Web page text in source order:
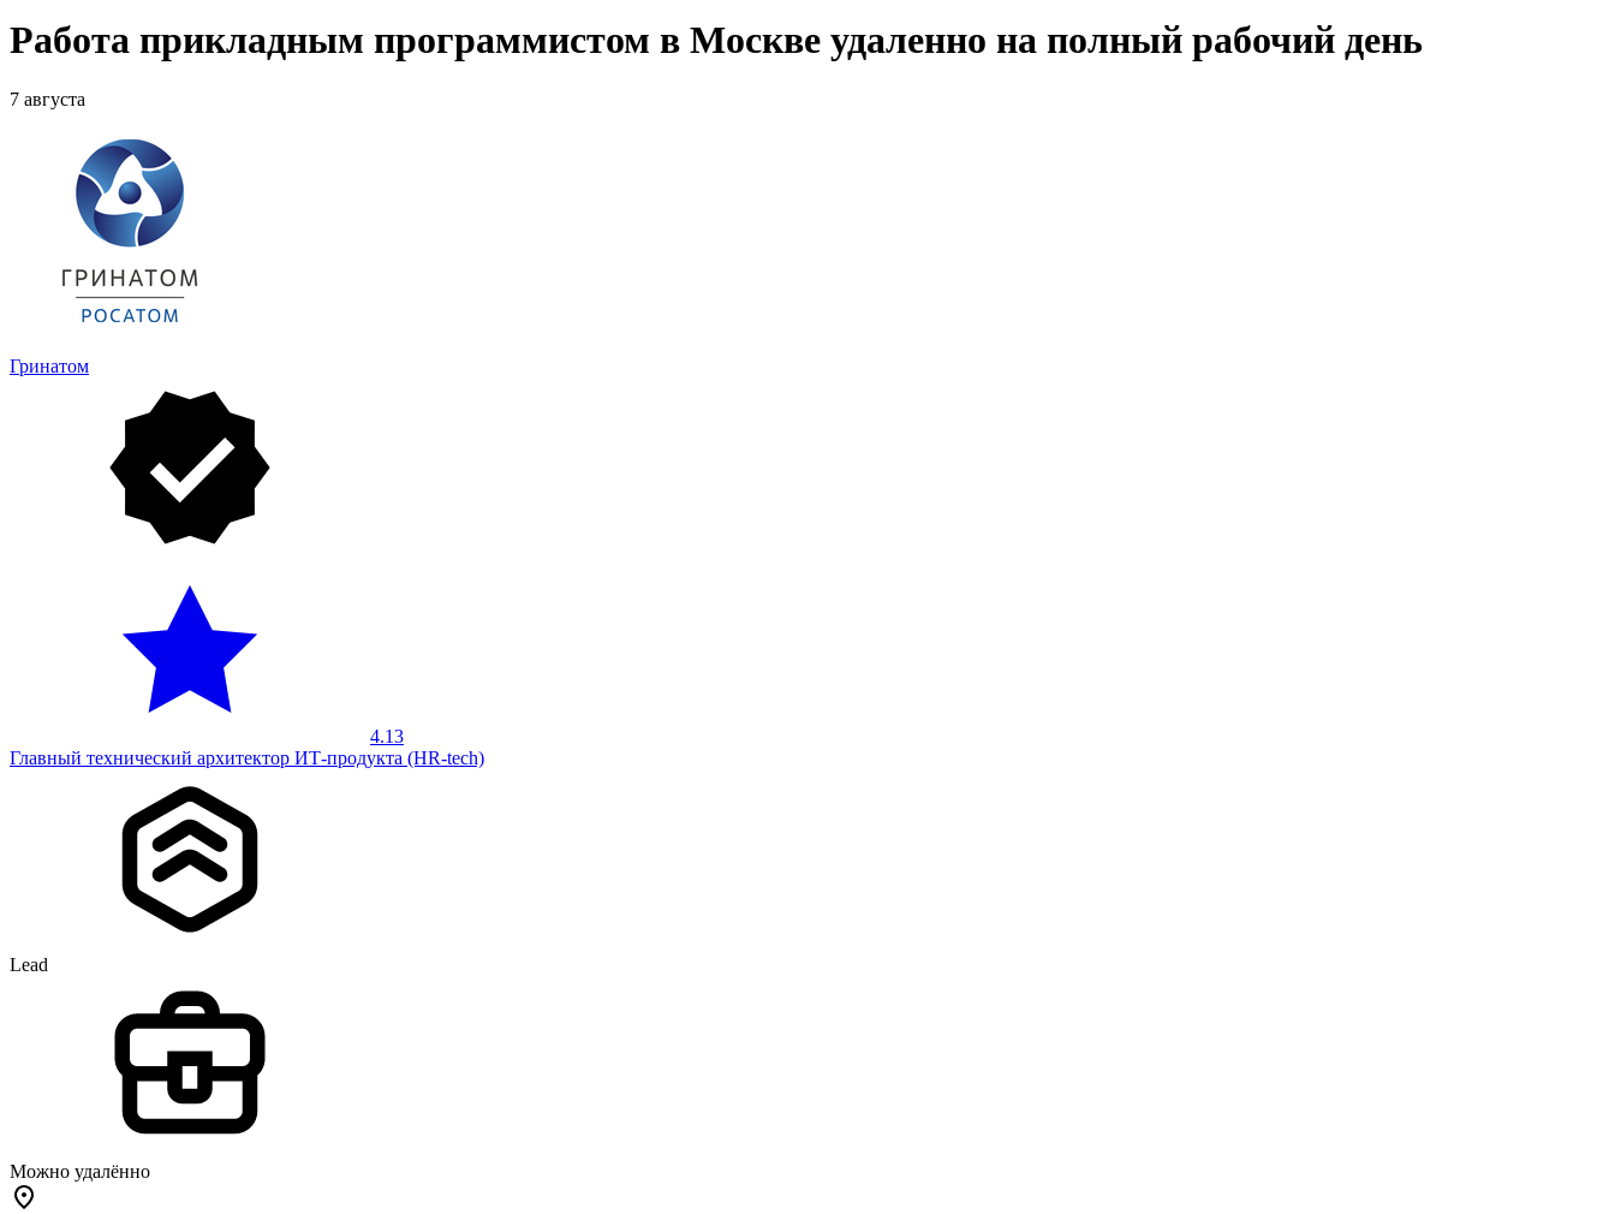
Работа прикладным программистом в Москве удаленно на полный рабочий день
7 августа
Гринатом
4.13
Главный технический архитектор ИТ-продукта (HR-tech)
Lead
Можно удалённо